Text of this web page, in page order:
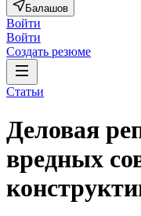
Балашов
Войти
Войти
Создать резюме
Статьи
Деловая
вредных